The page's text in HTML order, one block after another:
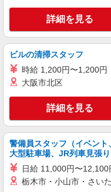
詳細を見る
ビルの清掃スタッフ
時給 1,200円〜1,200円
大阪市北区
詳細を見る
警備員スタッフ（イベント
大型駐車場、JR列車見張り
日給 11,000円〜12,100
栃木市・小山市・さい